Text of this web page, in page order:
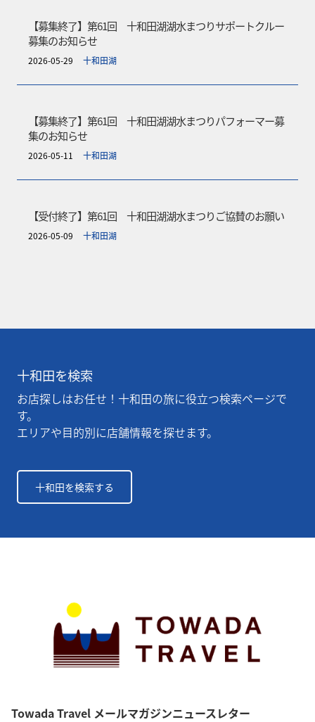
【募集終了】第61回 十和田湖湖水まつりサポートクルー
募集のお知らせ
2026-05-29 十和田湖
【募集終了】第61回 十和田湖湖水まつりパフォーマー募
集のお知らせ
2026-05-11 十和田湖
【受付終了】第61回 十和田湖湖水まつりご協賛のお願い
2026-05-09 十和田湖
十和田を検索
お店探しはお任せ！十和田の旅に役立つ検索ページで
す。
エリアや目的別に店舗情報を探せます。
十和田を検索する
Towada Travel メールマガジンニュースレター